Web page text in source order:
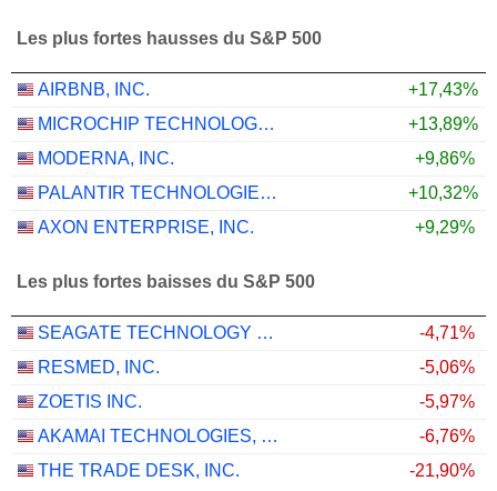
Les plus fortes hausses du S&P 500
AIRBNB, INC.
+17,43%
MICROCHIP TECHNOLOGY INCORPORATED
+13,89%
MODERNA, INC.
+9,86%
PALANTIR TECHNOLOGIES INC.
+10,32%
AXON ENTERPRISE, INC.
+9,29%
Les plus fortes baisses du S&P 500
SEAGATE TECHNOLOGY HOLDINGS PLC
-4,71%
RESMED, INC.
-5,06%
ZOETIS INC.
-5,97%
AKAMAI TECHNOLOGIES, INC.
-6,76%
THE TRADE DESK, INC.
-21,90%